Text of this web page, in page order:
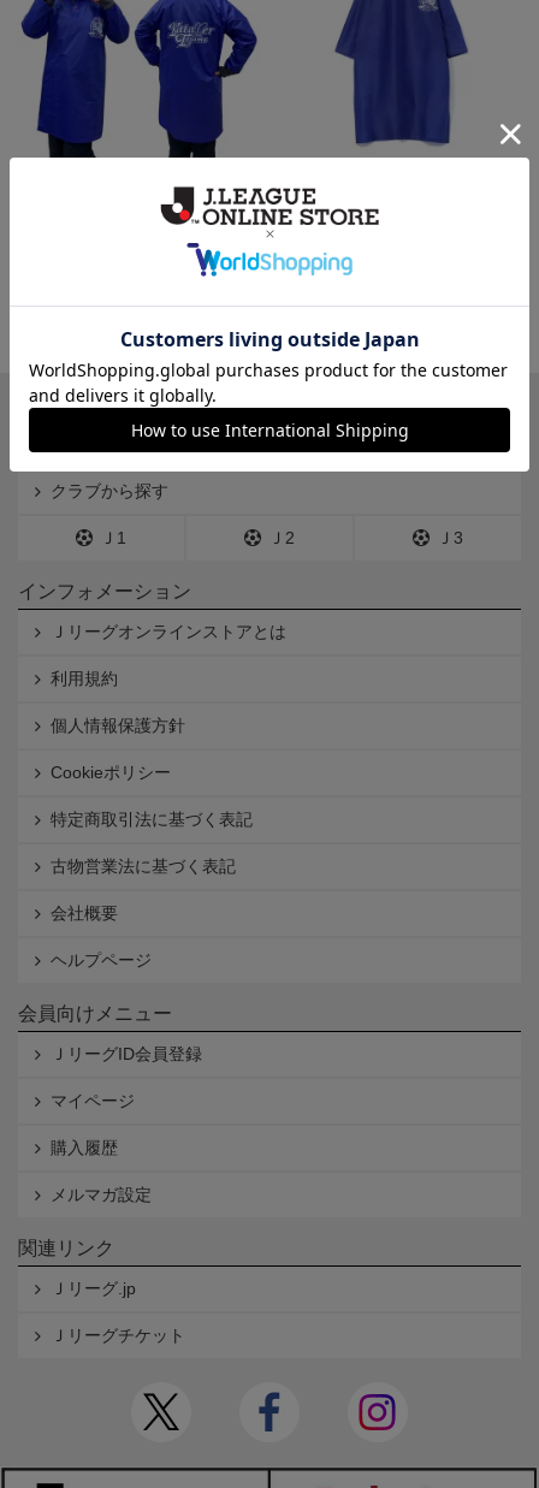
2,200円
一覧から探す
クラブから探す
Ｊ1 Ｊ2 Ｊ3
インフォメーション
Ｊリーグオンラインストアとは
利用規約
個人情報保護方針
Cookieポリシー
特定商取引法に基づく表記
古物営業法に基づく表記
会社概要
ヘルプページ
会員向けメニュー
ＪリーグID会員登録
マイページ
購入履歴
メルマガ設定
関連リンク
Ｊリーグ.jp
Ｊリーグチケット